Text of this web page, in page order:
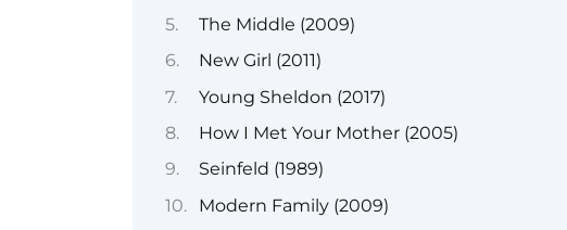
The Middle (2009)
New Girl (2011)
Young Sheldon (2017)
How I Met Your Mother (2005)
Seinfeld (1989)
Modern Family (2009)